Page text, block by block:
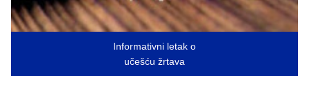
Informativni letak o
učešću žrtava